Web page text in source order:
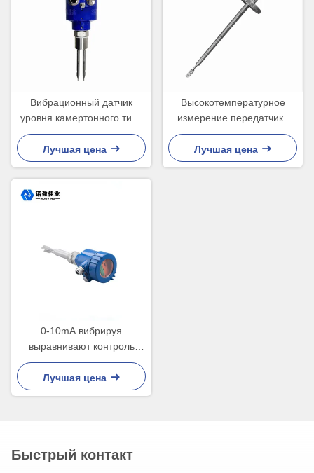
Вибрационный датчик
уровня камертонного типа
для обнаружения уровня
соляной кислоты,
резервуаров с лекарствами
и нефтехранилищ
Лучшая цена
Высокотемпературное
измерение передатчика
СПДТ уровня камертона
ИП67
Лучшая цена
0-10mA вибрируя
выравнивают контроль
24VDC SS 316
переключателя жидкостный
Лучшая цена
Быстрый контакт